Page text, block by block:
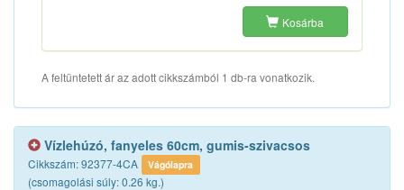
Kosárba
A feltüntetett ár az adott cikkszámból 1 db-ra vonatkozik.
Vízlehúzó, fanyeles 60cm, gumis-szivacsos
Cikkszám: 92377-4CA Vágólapra
(csomagolási súly: 0.26 kg.)